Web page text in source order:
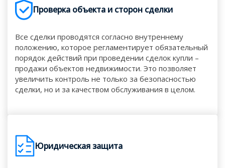
Проверка объекта и сторон сделки
Все сделки проводятся согласно внутреннему
положению, которое регламентирует обязательный
порядок действий при проведении сделок купли –
продажи объектов недвижимости. Это позволяет
увеличить контроль не только за безопасностью
сделки, но и за качеством обслуживания в целом.
Юридическая защита